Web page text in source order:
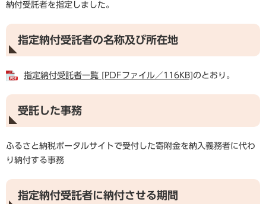
納付受託者を指定しました。
指定納付受託者の名称及び所在地
指定納付受託者一覧 [PDFファイル／116KB] のとおり。
受託した事務
ふるさと納税ポータルサイトで受付した寄附金を納入義務者に代わ
り納付する事務
指定納付受託者に納付させる期間